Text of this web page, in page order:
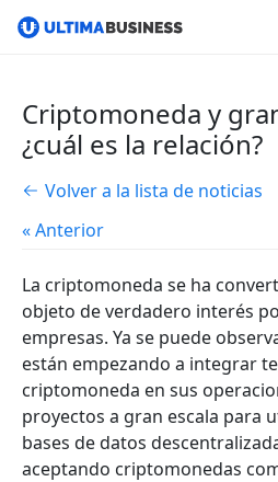
Criptomoneda y
¿cuál es la relación?
Volver a la lista de noticias
« Anterior
La criptomoneda se ha
objeto de verdadero interés
empresas. Ya se puede
están empezando a integrar
criptomoneda en sus
proyectos a gran escala para
bases de datos
aceptando criptomonedas